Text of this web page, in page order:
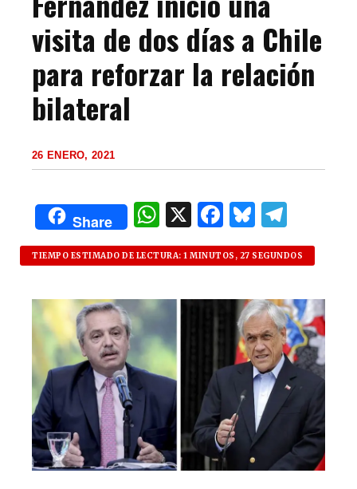
visita de dos días a Chile
para reforzar la relación
bilateral
26 ENERO, 2021
Share
W
h
at
s
A
p
p
X F
a
c
e
b
o
o
B
lu
es
k
y
el
e
g
ra
m
TIEMPO ESTIMADO DE LECTURA: 1 MINUTOS, 27 SEGUNDOS